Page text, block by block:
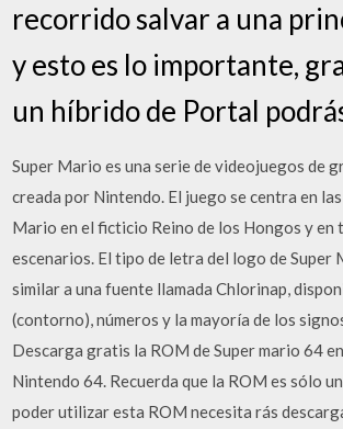
recorrido salvar a una
y esto es lo importante,
un híbrido de Portal
Super Mario es una serie de videojuegos de
creada por Nintendo. El juego se centra en
Mario en el ficticio Reino de los Hongos y en
escenarios. El tipo de letra del logo de Super
similar a una fuente llamada Chlorinap,
(contorno), números y la mayoría de los
Descarga gratis la ROM de Super mario 64
Nintendo 64. Recuerda que la ROM es sólo
poder utilizar esta ROM necesita rás